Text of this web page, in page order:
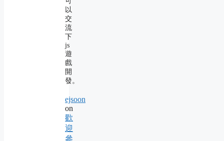
以
交
流
下
js
遊
戲
開
發。
ejsoon
on
歡
迎
參